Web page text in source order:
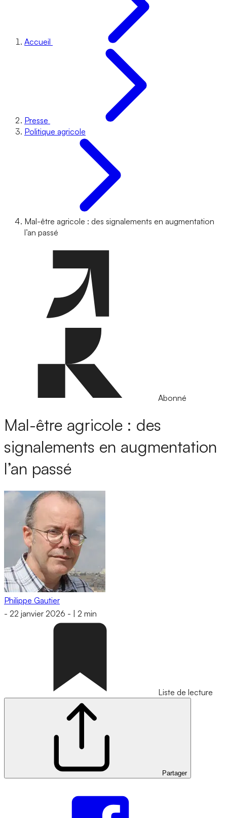
Accueil
Presse
Politique agricole
Mal-être agricole : des signalements en augmentation
l’an passé
Abonné
Mal-être agricole : des
signalements en augmentation
l’an passé
Philippe Gautier
- 22 janvier 2026 - 2 min
Liste de lecture
Partager